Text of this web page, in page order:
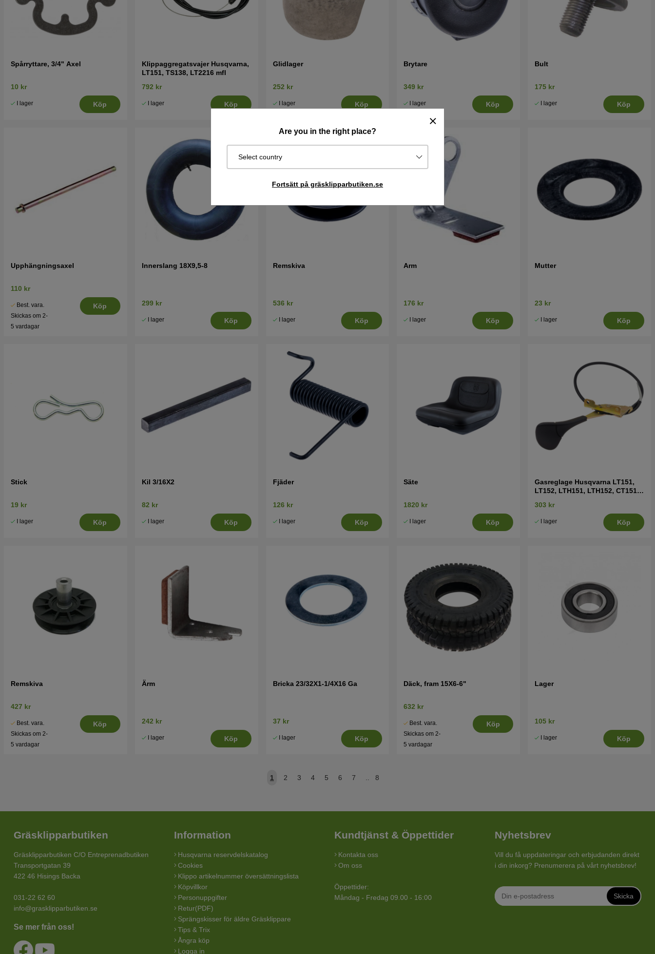
Are you in the right place?
Select country
Fortsätt på gräsklipparbutiken.se
Spårryttare, 3/4" Axel
10 kr
I lager Köp
Klippaggregatsvajer Husqvarna,
LT151, TS138, LT2216 mfl
792 kr
I lager Köp
Glidlager
252 kr
I lager Köp
Brytare
349 kr
I lager Köp
Bult
175 kr
I lager Köp
Upphängningsaxel
110 kr
Best. vara.
Skickas om 2-
5 vardagar
Köp
Innerslang 18X9,5-8
299 kr
I lager Köp
Remskiva
536 kr
I lager Köp
Arm
176 kr
I lager Köp
Mutter
23 kr
I lager Köp
Stick
19 kr
I lager Köp
Kil 3/16X2
82 kr
I lager Köp
Fjäder
126 kr
I lager Köp
Säte
1820 kr
I lager Köp
Gasreglage Husqvarna LT151,
LT152, LTH151, LTH152, CT151
303 kr
I lager Köp
Remskiva
427 kr
Best. vara.
Skickas om 2-
5 vardagar
Köp
Ärm
242 kr
I lager Köp
Bricka 23/32X1-1/4X16 Ga
37 kr
I lager Köp
Däck, fram 15X6-6"
632 kr
Best. vara.
Skickas om 2-
5 vardagar
Köp
Lager
105 kr
I lager Köp
1 2 3 4 5 6 7 8
Gräsklipparbutiken
Gräsklipparbutiken C/O Entreprenadbutiken
Transportgatan 39
422 46 Hisings Backa
031-22 62 60
info@grasklipparbutiken.se
Se mer från oss!
Information
Husqvarna reservdelskatalog
Cookies
Klippo artikelnummer översättningslista
Köpvillkor
Personuppgifter
Retur(PDF)
Sprängskisser för äldre Gräsklippare
Tips & Trix
Ångra köp
Logga in
Kundtjänst & Öppettider
Kontakta oss
Om oss
Öppettider:
Måndag - Fredag 09.00 - 16:00
Nyhetsbrev
Vill du få uppdateringar och erbjudanden direkt
i din inkorg? Prenumerera på vårt nyhetsbrev!
Skicka